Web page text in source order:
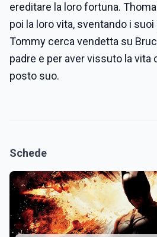
ereditare la loro fortuna.
poi la loro vita, sventando i suoi
Tommy cerca vendetta su
padre e per aver vissuto la vita
posto suo.
Schede